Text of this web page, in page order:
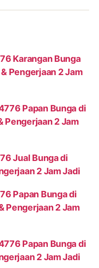
Karangan Bunga
Pengerjaan 2 Jam
Papan Bunga di
Pengerjaan 2 Jam
Jual Bunga di
2 Jam Jadi
Papan Bunga di
Pengerjaan 2 Jam
Papan Bunga di
2 Jam Jadi